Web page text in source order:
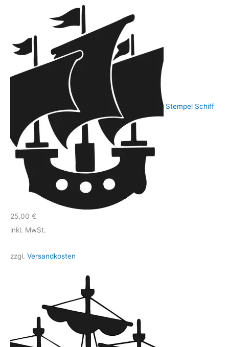
Stempel Schiff
25,00 €
inkl. MwSt.
zzgl. Versandkosten